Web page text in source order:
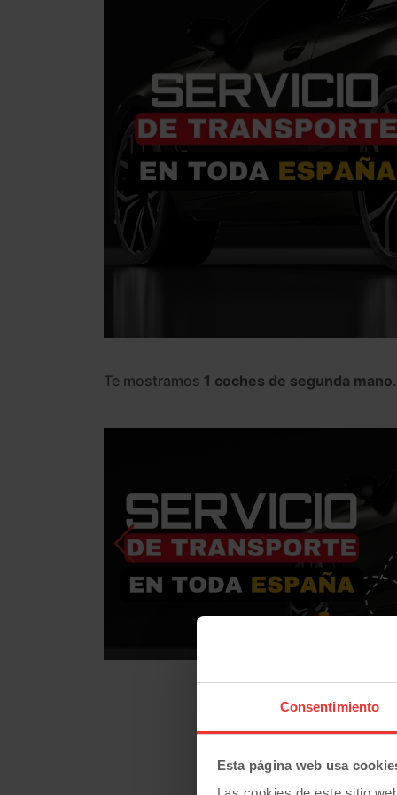
Consentimiento
Esta página web usa
Te mostramos 1 coches de segunda mano.
C 63